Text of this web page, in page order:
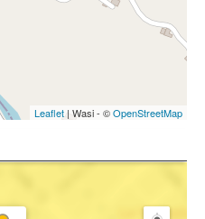
Leaflet | Wasi - ©OpenStreetMap